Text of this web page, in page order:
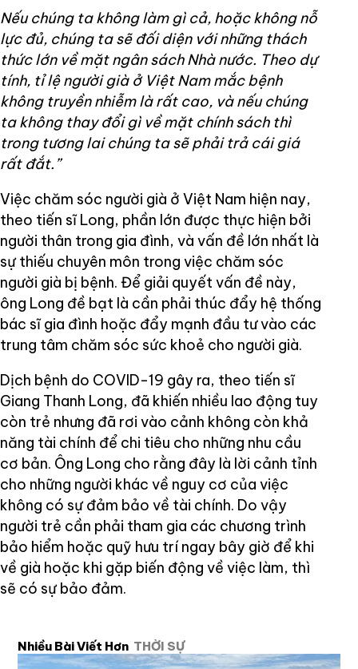
Nếu chúng ta không làm gì cả, hoặc không nỗ
lực đủ, chúng ta sẽ đối diện với những thách
thức lớn về mặt ngân sách Nhà nước. Theo dự
tính, tỉ lệ người già ở Việt Nam mắc bệnh
không truyền nhiễm là rất cao, và nếu chúng
ta không thay đổi gì về mặt chính sách thì
trong tương lai chúng ta sẽ phải trả cái giá
rất đắt.”
Việc chăm sóc người già ở Việt Nam hiện nay,
theo tiến sĩ Long, phần lớn được thực hiện bởi
người thân trong gia đình, và vấn đề lớn nhất là
sự thiếu chuyên môn trong việc chăm sóc
người già bị bệnh. Để giải quyết vấn đề này,
ông Long đề bạt là cần phải thúc đẩy hệ thống
bác sĩ gia đình hoặc đẩy mạnh đầu tư vào các
trung tâm chăm sóc sức khoẻ cho người già.
Dịch bệnh do COVID-19 gây ra, theo tiến sĩ
Giang Thanh Long, đã khiến nhiều lao động tuy
còn trẻ nhưng đã rơi vào cảnh không còn khả
năng tài chính để chi tiêu cho những nhu cầu
cơ bản. Ông Long cho rằng đây là lời cảnh tỉnh
cho những người khác về nguy cơ của việc
không có sự đảm bảo về tài chính. Do vậy
người trẻ cần phải tham gia các chương trình
bảo hiểm hoặc quỹ hưu trí ngay bây giờ để khi
về già hoặc khi gặp biến động về việc làm, thì
sẽ có sự bảo đảm.
Nhiều Bài Viết Hơn THỜI SỰ